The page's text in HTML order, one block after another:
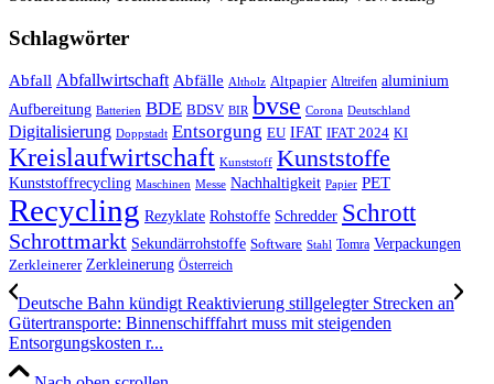
Schlagwörter
Abfall Abfallwirtschaft Abfälle Altholz Altpapier Altreifen aluminium
Aufbereitung Batterien BDE BDSV BIR bvse Corona Deutschland
Digitalisierung Doppstadt Entsorgung EU IFAT IFAT 2024 KI
Kreislaufwirtschaft Kunststoff Kunststoffe
Kunststoffrecycling Maschinen Messe Nachhaltigkeit Papier PET
Recycling Rezyklate Rohstoffe Schredder Schrott
Schrottmarkt Sekundärrohstoffe Software Stahl Tomra Verpackungen
Zerkleinerer Zerkleinerung Österreich
Deutsche Bahn kündigt Reaktivierung still­gelegter Strecken an
Gütertransporte: Binnenschifffahrt muss mit steigenden
Entsorgungskosten r...